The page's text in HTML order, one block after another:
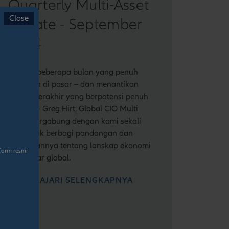
Quarterly Multi-Asset
update - September
2024
Setelah beberapa bulan yang penuh
peristiwa di pasar – dan menantikan
kuartal terakhir yang berpotensi penuh
gejolak – Greg Hirt, Global CIO Multi
Asset, bergabung dengan kami sekali
lagi untuk berbagi pandangan dan
keyakinannya tentang lanskap ekonomi
dan pasar global.
PELAJARI SELENGKAPNYA
resmi
Close